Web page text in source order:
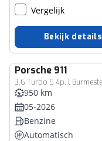
Vergelijk
Bekijk details
Porsche 911
950 km
05-2026
Benzine
Automatisch